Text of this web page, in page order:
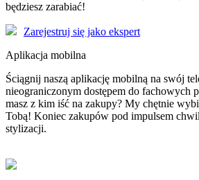
będziesz zarabiać!
Zarejestruj się jako ekspert
Aplikacja mobilna
Ściągnij naszą aplikację mobilną na swój
nieograniczonym dostępem do fachowych
masz z kim iść na zakupy? My chętnie
Tobą! Koniec zakupów pod impulsem
stylizacji.